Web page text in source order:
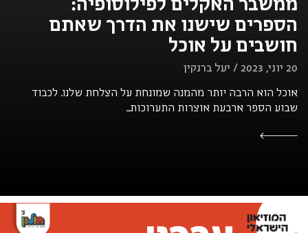
הספרים שישנו את הדרך שאתם
חושבים על אוכל
20 יוני, 2023 / יעל ברנקין
אוכל הוא הרבה יותר מהמנה שמונחת על הצלחת שלנו. לכבוד
שבוע הספר ארבעת אוצרות התערוכות...